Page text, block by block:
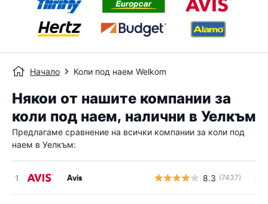
Начало Коли под наем Welkom
Някои от нашите компании за
коли под наем, налични в Уелкъм
Предлагаме сравнение на всички компании за коли под
наем в Уелкъм:
Avis 8.3 (7437)